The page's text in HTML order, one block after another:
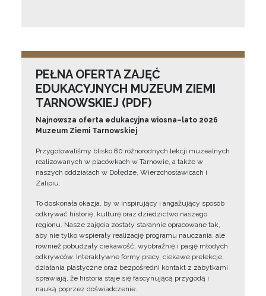
PEŁNA OFERTA ZAJĘĆ
EDUKACYJNYCH MUZEUM ZIEMI
TARNOWSKIEJ (PDF)
Najnowsza oferta edukacyjna wiosna–lato 2026
Muzeum Ziemi Tarnowskiej
Przygotowaliśmy blisko 80 różnorodnych lekcji muzealnych
realizowanych w placówkach w Tarnowie, a także w
naszych oddziałach w Dołędze, Wierzchosławicach i
Zalipiu.
To doskonała okazja, by w inspirujący i angażujący sposób
odkrywać historię, kulturę oraz dziedzictwo naszego
regionu. Nasze zajęcia zostały starannie opracowane tak,
aby nie tylko wspierały realizację programu nauczania, ale
również pobudzały ciekawość, wyobraźnię i pasję młodych
odkrywców. Interaktywne formy pracy, ciekawe prelekcje,
działania plastyczne oraz bezpośredni kontakt z zabytkami
sprawiają, że historia staje się fascynującą przygodą i
nauką poprzez doświadczenie.